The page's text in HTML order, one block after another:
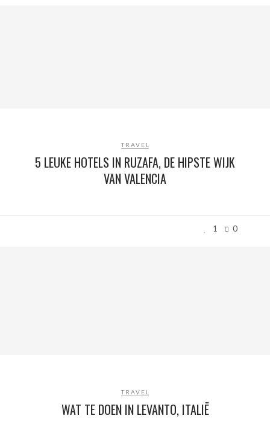
TRAVEL
5 LEUKE HOTELS IN RUZAFA, DE HIPSTE WIJK
VAN VALENCIA
1 0
TRAVEL
WAT TE DOEN IN LEVANTO, ITALIË